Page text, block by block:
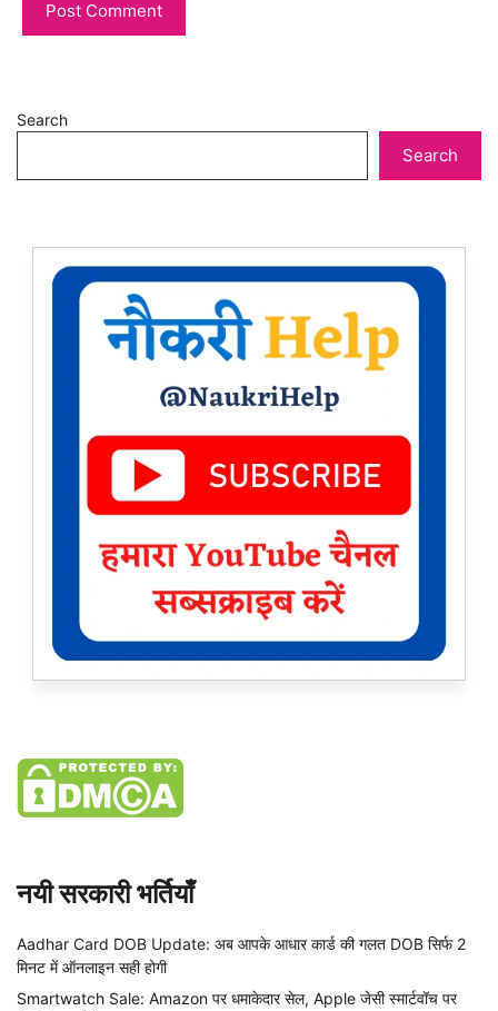
Search
Search
नयी सरकारी भर्तियाँ
Aadhar Card DOB Update: अब आपके आधार कार्ड की गलत DOB सिर्फ 2
मिनट में ऑनलाइन सही होगी
Smartwatch Sale: Amazon पर धमाकेदार सेल, Apple जेसी स्मार्टवॉच पर